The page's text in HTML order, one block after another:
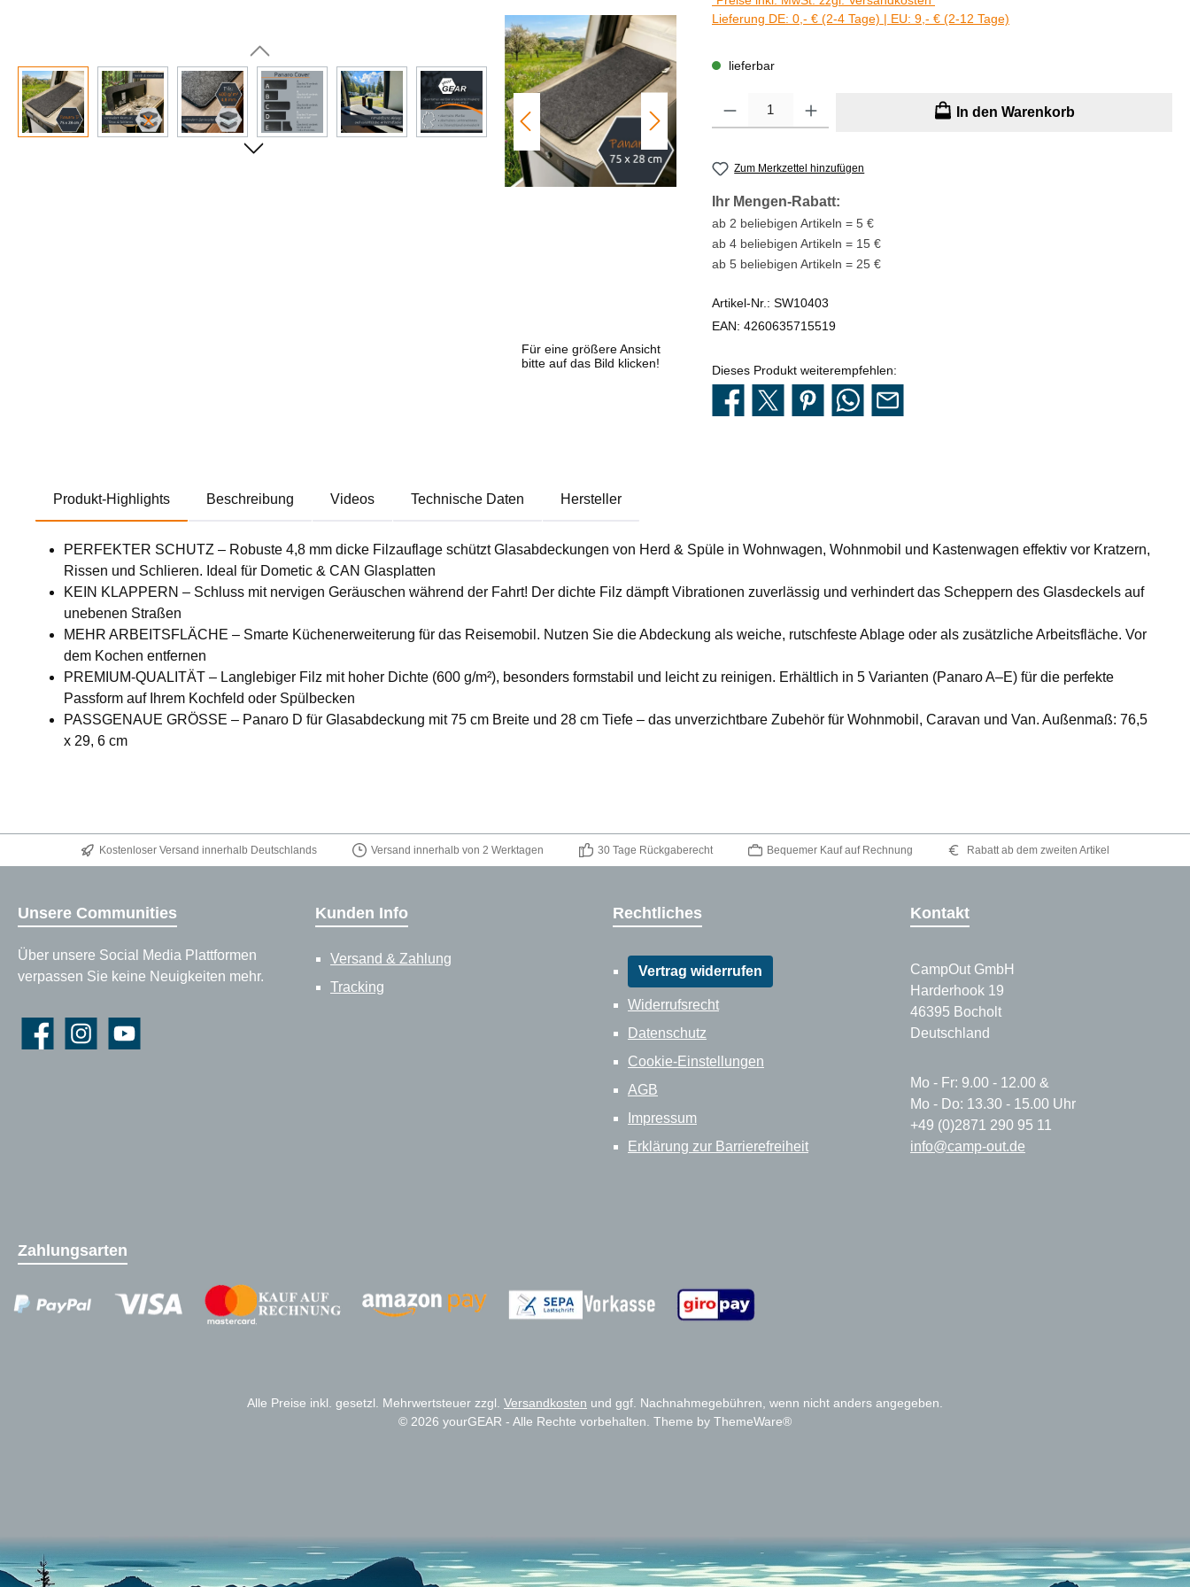
Für eine größere Ansicht
bitte auf das Bild klicken!
Lieferung DE: 0,- € (2-4 Tage) | EU: 9,- € (2-12 Tage)
lieferbar
Produkt Anzahl: Gib den gewünschten Wert ein oder benutze die Schaltflächen um
In den Warenkorb
Zum Merkzettel hinzufügen
Ihr Mengen-Rabatt:
ab 2 beliebigen Artikeln = 5 €
ab 4 beliebigen Artikeln = 15 €
ab 5 beliebigen Artikeln = 25 €
Artikel-Nr.: SW10403
EAN: 4260635715519
Dieses Produkt weiterempfehlen:
Produkt-Highlights Beschreibung Videos Technische Daten Hersteller
PERFEKTER SCHUTZ – Robuste 4,8 mm dicke Filzauflage schützt Glasabdeckungen von Herd & Spüle in Wohnwagen, Wohnmobil und Kastenwagen effektiv vor Kratzern,
Rissen und Schlieren. Ideal für Dometic & CAN Glasplatten
KEIN KLAPPERN – Schluss mit nervigen Geräuschen während der Fahrt! Der dichte Filz dämpft Vibrationen zuverlässig und verhindert das Scheppern des Glasdeckels auf
unebenen Straßen
MEHR ARBEITSFLÄCHE – Smarte Küchenerweiterung für das Reisemobil. Nutzen Sie die Abdeckung als weiche, rutschfeste Ablage oder als zusätzliche Arbeitsfläche. Vor
dem Kochen entfernen
PREMIUM-QUALITÄT – Langlebiger Filz mit hoher Dichte (600 g/m²), besonders formstabil und leicht zu reinigen. Erhältlich in 5 Varianten (Panaro A–E) für die perfekte
Passform auf Ihrem Kochfeld oder Spülbecken
PASSGENAUE GRÖSSE – Panaro D für Glasabdeckung mit 75 cm Breite und 28 cm Tiefe – das unverzichtbare Zubehör für Wohnmobil, Caravan und Van. Außenmaß: 76,5
x 29, 6 cm
Kostenloser Versand innerhalb Deutschlands Versand innerhalb von 2 Werktagen 30 Tage Rückgaberecht Bequemer Kauf auf Rechnung Rabatt ab dem zweiten Artikel
Kunden Info
Versand & Zahlung
Tracking
Rechtliches
Vertrag widerrufen
Widerrufsrecht
Datenschutz
Cookie-Einstellungen
AGB
Impressum
Erklärung zur Barrierefreiheit
Kontakt
CampOut GmbH
Harderhook 19
46395 Bocholt
Deutschland
Mo - Fr: 9.00 - 12.00 &
Mo - Do: 13.30 - 15.00 Uhr
+49 (0)2871 290 95 11
info@camp-out.de
Unsere Communities
Über unsere Social Media Plattformen
verpassen Sie keine Neuigkeiten mehr.
FacebookInstagramYouTube
Zahlungsarten
Zahlungsanbieter Zahlungsanbieter Zahlungsanbieter
Alle Preise inkl. gesetzl. Mehrwertsteuer zzgl. Versandkosten und ggf. Nachnahmegebühren, wenn nicht anders angegeben.
© 2026 yourGEAR - Alle Rechte vorbehalten. Theme by ThemeWare®